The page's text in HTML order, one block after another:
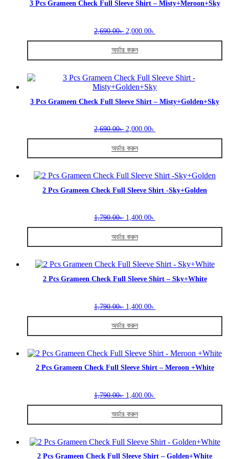
variants.
may
be
chosen
on
product
page
3 Pcs Grameen Check Full Sleeve Shirt – Misty+Meroon+Sky
2,690.00৳ Original
price
was:
2,690.00৳ .
2,000.00৳
price
2,000.00৳ .
অর্ডার করুন
product
has
multiple
variants.
may
be
chosen
on
product
3 Pcs Grameen Check Full Sleeve Shirt – Misty+Golden+Sky
2,690.00৳ Original
price
was:
2,690.00৳ .
2,000.00৳
price
2,000.00৳ .
অর্ডার করুন
product
has
multiple
options
may
be
chosen
the
page
2 Pcs Grameen Check Full Sleeve Shirt -Sky+Golden
1,790.00৳ Original
price
was:
1,790.00৳ .
1,400.00৳
price
1,400.00৳ .
অর্ডার করুন
product
has
multiple
options
may
be
chosen
the
page
2 Pcs Grameen Check Full Sleeve Shirt – Sky+White
1,790.00৳ Original
price
was:
1,790.00৳ .
1,400.00৳
price
1,400.00৳ .
অর্ডার করুন
product
has
multiple
options
may
be
chosen
the
2 Pcs Grameen Check Full Sleeve Shirt – Meroon +White
1,790.00৳ Original
price
was:
1,790.00৳ .
1,400.00৳
price
1,400.00৳ .
অর্ডার করুন
product
has
multiple
2 Pcs Grameen Check Full Sleeve Shirt – Golden+White